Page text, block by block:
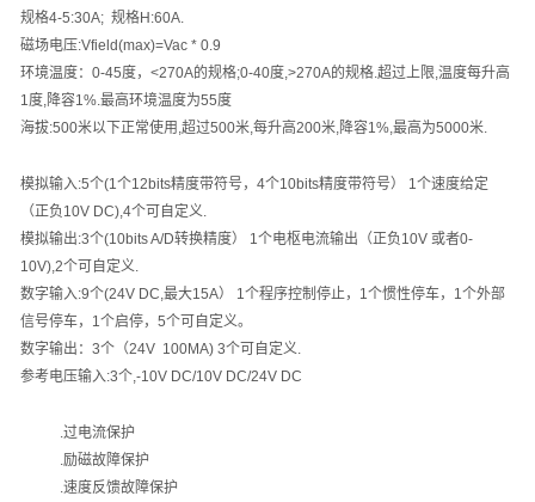
规格4-5:30A; 规格H:60A.
磁场电压:Vfield(max)=Vac * 0.9
环境温度： 0-45度， <270A的规格;0-40度 ,>270A的规格 超过上限 温度每升高
1 度 降容1%. 最高环境温度为55度
海拔:500米以下正常使用 超过500米 每升高200米 降容1%, 最高为5000米
模拟输入:5个(1 个12bits精度带符号， 4个10bits精度带符号） 1 个速度给定
（正负 10V DC),4个可自定义
模拟输出:3个(10bits A/D转换精度） 1 个电枢电流输出（正负 10V 或者0-
10V),2个可自定义
数字输入:9个(24V DC, 最大15A） 1 个程序控制停止， 1 个惯性停车， 1 个外部
信号停车， 1 个启停， 5个可自定义。
数字输出： 3个（24V 100MA) 3个可自定义
参考电压输入:3个 ,-10V DC/10V DC/24V DC
过电流保护
励磁故障保护
速度反馈故障保护